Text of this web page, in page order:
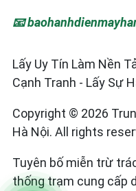
📧
Lấy Uy Tín Làm Nền
Cạnh Tranh - Lấy Sự
Copyright © 2026
Hà Nội. All rights
Tuyên bố miễn trừ
thống trạm cung cấp